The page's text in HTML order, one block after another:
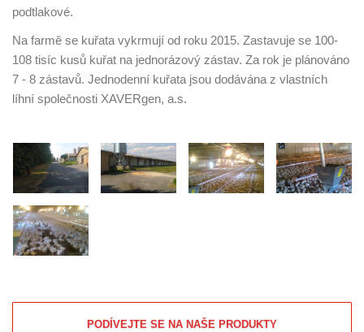
podtlakové.
Na farmě se kuřata vykrmují od roku 2015. Zastavuje se 100-
108 tisíc kusů kuřat na jednorázový zástav. Za rok je plánováno
7 - 8 zástavů. Jednodenní kuřata jsou dodávána z vlastních
líhní společnosti XAVERgen, a.s.
PODÍVEJTE SE NA NAŠE PRODUKTY